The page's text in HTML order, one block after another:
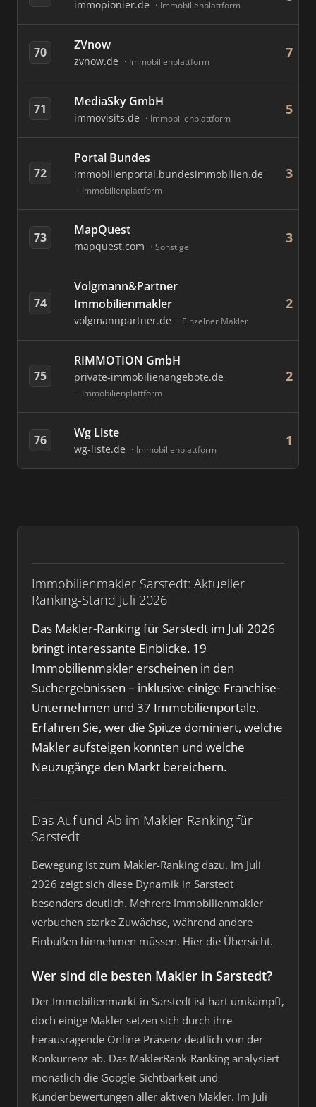
Immobilienmakler Sarstedt: Aktueller
Ranking-Stand Juli 2026
Das Makler-Ranking für Sarstedt im Juli 2026
bringt interessante Einblicke. 19
Immobilienmakler erscheinen in den
Suchergebnissen – inklusive einige Franchise-
Unternehmen und 37 Immobilienportale.
Erfahren Sie, wer die Spitze dominiert, welche
Makler aufsteigen konnten und welche
Neuzugänge den Markt bereichern.
Das Auf und Ab im Makler-Ranking für
Sarstedt
Bewegung ist zum Makler-Ranking dazu. Im Juli
2026 zeigt sich diese Dynamik in Sarstedt
besonders deutlich. Mehrere Immobilienmakler
verbuchen starke Zuwächse, während andere
Einbußen hinnehmen müssen. Hier die Übersicht.
Wer sind die besten Makler in Sarstedt?
Der Immobilienmarkt in Sarstedt ist hart umkämpft,
doch einige Makler setzen sich durch ihre
herausragende Online-Präsenz deutlich von der
Konkurrenz ab. Das MaklerRank-Ranking analysiert
monatlich die Google-Sichtbarkeit und
Kundenbewertungen aller aktiven Makler. Im Juli
immopionier.de Immobilienplattform
70 ZVnow
zvnow.de Immobilienplattform
7
71 MediaSky GmbH
immovisits.de Immobilienplattform
5
72
Portal Bundes
immobilienportal.bundesimmobilien.de
Immobilienplattform
3
73 MapQuest
mapquest.com Sonstige
3
74
Volgmann&Partner
Immobilienmakler
volgmannpartner.de Einzelner Makler
2
75
RIMMOTION GmbH
private-immobilienangebote.de
Immobilienplattform
2
76 Wg Liste
wg-liste.de Immobilienplattform
1